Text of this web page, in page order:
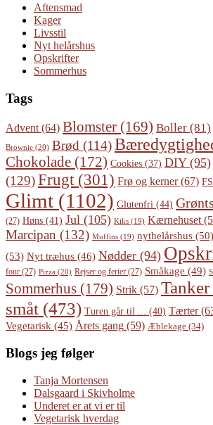
Aftensmad
Kager
Livsstil
Nyt helårshus
Opskrifter
Sommerhus
Tags
Advent (64) Blomster (169) Boller (81)
Brownie (20) Brød (114)
Chokolade (172) Cookies (37) DIY(95)
(129)Frugt(301) Frø og kerner(67)
Glimt (1102) Glutenfri (44)
(27) Høns (41) Jul (105) Kiks (19) Kærnehuset
Marcipan (132) Muffins (19) nythelårshus (50)
(53) Nyt træhus (46) Nødder (94)
four (27) Pizza (20) Rejser og ferier (27) Småkage (49)
Sommerhus (179) Strik (57)
småt (473) Turen går til ... (40) Tærter
Vegetarisk (45) Årets gang (59) Æblekage (34)
Blogs jeg følger
Tanja Mortensen
Dalsgaard i Skivholme
Underet er at vi er til
Vegetarisk hverdag